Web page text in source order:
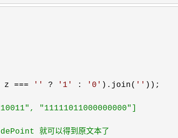
z === ' ' ? ' 1 ' : ' 0 ' ).join( '' ));
"11111011000000000"]
就可以得到原文本了